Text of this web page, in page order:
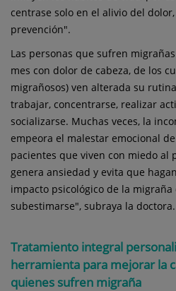
centrase solo en el alivio del
prevención".
Las personas que sufren
mes con dolor de cabeza, de los
migrañosos) ven alterada su
trabajar, concentrarse, realizar
socializarse. Muchas veces, la
empeora el malestar emocional
pacientes que viven con miedo al
genera ansiedad y evita que
impacto psicológico de la
subestimarse", subraya la doctora.
Tratamiento integral
herramienta para mejorar la
quienes sufren migraña